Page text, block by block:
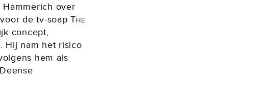
over
de tv-soapThe
concept,
Hij nam het risico
hem als